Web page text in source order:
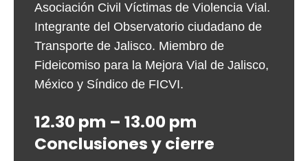
Asociación Civil Víctimas de Violencia Vial.
Integrante del Observatorio ciudadano de
Transporte de Jalisco. Miembro de
Fideicomiso para la Mejora Vial de Jalisco,
México y Síndico de FICVI.
12.30 pm – 13.00 pm
Conclusiones y cierre